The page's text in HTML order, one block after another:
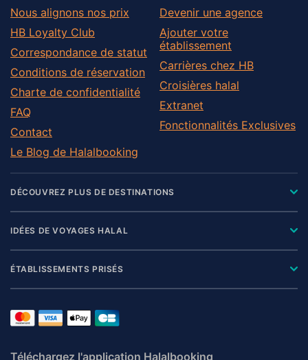
Nous alignons nos prix
HB Loyalty Club
Correspondance de statut
Conditions de réservation
Charte de confidentialité
FAQ
Contact
Le Blog de Halalbooking
Devenir une agence
Ajouter votre
établissement
Carrières chez HB
Croisières halal
Extranet
Fonctionnalités Exclusives
DÉCOUVREZ PLUS DE DESTINATIONS
IDÉES DE VOYAGES HALAL
ÉTABLISSEMENTS PRISÉS
Téléchargez l'application Halalbooking